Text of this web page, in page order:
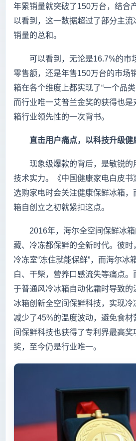
年累销量就突破了150万台，结合
以看到，这一数据超过了部分主
销量的总和。
可以看到，无论是16.7%的市
零售额，还是年售150万台的市场
箱在各个维度上都实现了“一个品类
而行业唯一艾普兰金奖的获得也
箱行业领先性的一次背书。
直击用户痛点，以科技升级健
现象级爆款的背后，是敏锐的
技术实力。《中国健康家电白皮书
选购家电时会关注健康保鲜冰箱
箱自创立之初就紧扣这点。
2016年，海尔全空间保鲜冰箱
藏、冷冻都保鲜的全新时代。彼时
冷冻室“冻住就能保鲜”，而海尔冰
白、干柴，营养口感流失等痛点
于普通风冷冰箱自动化霜时导致的
冰箱创新全空间保鲜科技，实现冷
减少了45%的温度波动，避免食材
间保鲜科技也获得了专利界最高
奖，至今仍是行业唯一。